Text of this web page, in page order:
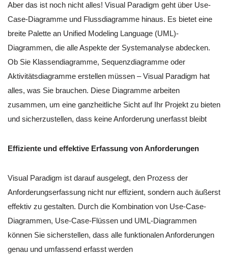
Aber das ist noch nicht alles! Visual Paradigm geht über Use-
Case-Diagramme und Flussdiagramme hinaus. Es bietet eine
breite Palette an Unified Modeling Language (UML)-
Diagrammen, die alle Aspekte der Systemanalyse abdecken.
Ob Sie Klassendiagramme, Sequenzdiagramme oder
Aktivitätsdiagramme erstellen müssen – Visual Paradigm hat
alles, was Sie brauchen. Diese Diagramme arbeiten
zusammen, um eine ganzheitliche Sicht auf Ihr Projekt zu bieten
und sicherzustellen, dass keine Anforderung unerfasst bleibt
Effiziente und effektive Erfassung von Anforderungen
Visual Paradigm ist darauf ausgelegt, den Prozess der
Anforderungserfassung nicht nur effizient, sondern auch äußerst
effektiv zu gestalten. Durch die Kombination von Use-Case-
Diagrammen, Use-Case-Flüssen und UML-Diagrammen
können Sie sicherstellen, dass alle funktionalen Anforderungen
genau und umfassend erfasst werden